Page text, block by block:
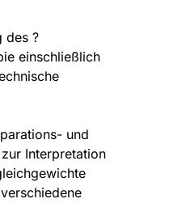
des ?
einschließlich
und
Interpretation